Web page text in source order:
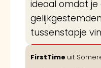
ideaal omdat
tussenstapje
FirstTime uit